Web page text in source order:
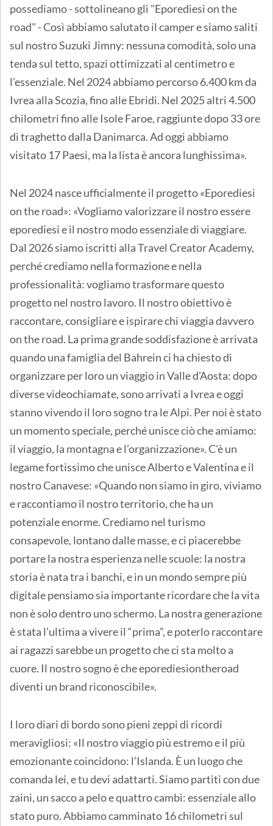
possediamo - sottolineano gli "Eporediesi on the
road" - Così abbiamo salutato il camper e siamo saliti
sul nostro Suzuki Jimny: nessuna comodità, solo una
tenda sul tetto, spazi ottimizzati al centimetro e
l’essenziale. Nel 2024 abbiamo percorso 6.400 km da
Ivrea alla Scozia, fino alle Ebridi. Nel 2025 altri 4.500
chilometri fino alle Isole Faroe, raggiunte dopo 33 ore
di traghetto dalla Danimarca. Ad oggi abbiamo
visitato 17 Paesi, ma la lista è ancora lunghissima».
Nel 2024 nasce ufficialmente il progetto «Eporediesi
on the road»: «Vogliamo valorizzare il nostro essere
eporediesi e il nostro modo essenziale di viaggiare.
Dal 2026 siamo iscritti alla Travel Creator Academy,
perché crediamo nella formazione e nella
professionalità: vogliamo trasformare questo
progetto nel nostro lavoro. Il nostro obiettivo è
raccontare, consigliare e ispirare chi viaggia davvero
on the road. La prima grande soddisfazione è arrivata
quando una famiglia del Bahrein ci ha chiesto di
organizzare per loro un viaggio in Valle d’Aosta: dopo
diverse videochiamate, sono arrivati a Ivrea e oggi
stanno vivendo il loro sogno tra le Alpi. Per noi è stato
un momento speciale, perché unisce ciò che amiamo:
il viaggio, la montagna e l’organizzazione». C'è un
legame fortissimo che unisce Alberto e Valentina e il
nostro Canavese: «Quando non siamo in giro, viviamo
e raccontiamo il nostro territorio, che ha un
potenziale enorme. Crediamo nel turismo
consapevole, lontano dalle masse, e ci piacerebbe
portare la nostra esperienza nelle scuole: la nostra
storia è nata tra i banchi, e in un mondo sempre più
digitale pensiamo sia importante ricordare che la vita
non è solo dentro uno schermo. La nostra generazione
è stata l’ultima a vivere il “prima”, e poterlo raccontare
ai ragazzi sarebbe un progetto che ci sta molto a
cuore. Il nostro sogno è che eporediesiontheroad
diventi un brand riconoscibile».
I loro diari di bordo sono pieni zeppi di ricordi
meravigliosi: «Il nostro viaggio più estremo e il più
emozionante coincidono: l’Islanda. È un luogo che
comanda lei, e tu devi adattarti. Siamo partiti con due
zaini, un sacco a pelo e quattro cambi: essenziale allo
stato puro. Abbiamo camminato 16 chilometri sul